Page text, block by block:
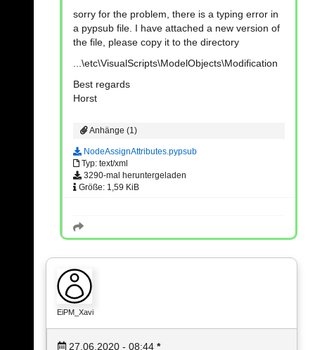
sorry for the problem, there is a typing error in
a pypsub file. I have attached a new version of
the file, please copy it to the directory
...\etc\VisualScripts\ModelObjects\Modification
Best regards
Horst
Anhänge (1)
NodeAssignAttributes.pypsub
Typ: text/xml
3290-mal heruntergeladen
Größe: 1,59 KiB
EiPM_Xavi
27.06.2020 - 08:44 *